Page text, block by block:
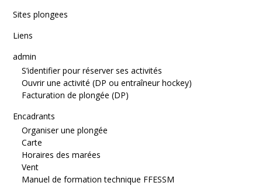
Sites plongees
Liens
admin
S’identifier pour réserver ses activités
Ouvrir une activité (DP ou entraîneur hockey)
Facturation de plongée (DP)
Encadrants
Organiser une plongée
Carte
Horaires des marées
Vent
Manuel de formation technique FFESSM